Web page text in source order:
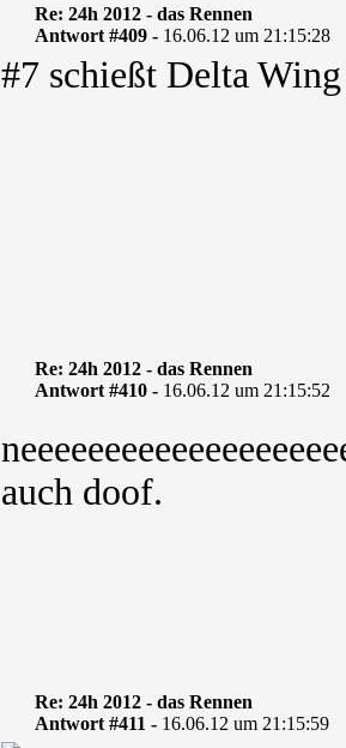
Re: 24h 2012 - das Rennen
Antwort #409 - 16.06.12 um 21:15:28
#7 schießt Delta
Re: 24h 2012 - das Rennen
Antwort #410 - 16.06.12 um 21:15:52
auch doof.
Re: 24h 2012 - das Rennen
Antwort #411 - 16.06.12 um 21:15:59